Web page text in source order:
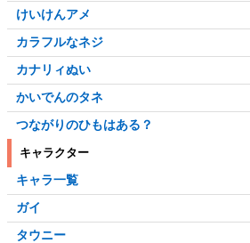
けいけんアメ
カラフルなネジ
カナリィぬい
かいでんのタネ
つながりのひもはある？
キャラクター
キャラ一覧
ガイ
タウニー